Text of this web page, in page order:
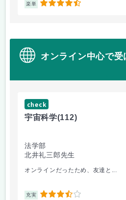
楽単 4.5
オンライン中心で
check
宇宙科学(112)
法学部
北井礼三郎先生
オンラインだったため、友達と...
充実 3.5